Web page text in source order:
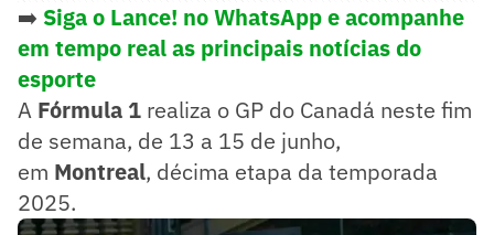
➡️ Siga o Lance! no WhatsApp e acompanhe
em tempo real as principais notícias do
esporte
A Fórmula 1 realiza o GP do Canadá neste fim
de semana, de 13 a 15 de junho,
em Montreal, décima etapa da temporada
2025.